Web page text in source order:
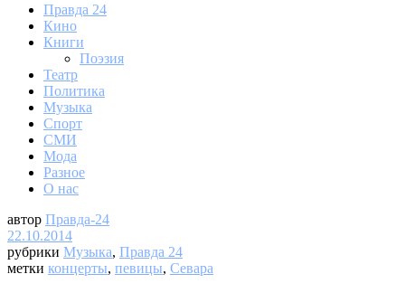
Правда 24
Кино
Книги
Поэзия
Театр
Политика
Музыка
Спорт
СМИ
Мода
Разное
О нас
автор Правда-24
22.10.2014
рубрики Музыка, Правда 24
метки концерты, певицы, Севара